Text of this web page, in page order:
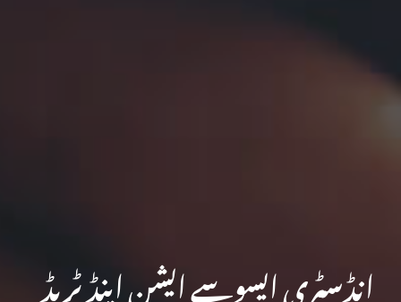
انڈسٹری ایسوسے ایشن اینڈ ٹریڈ